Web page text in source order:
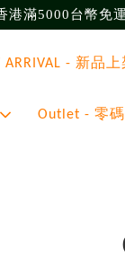
港滿5000台幣免
ARRIVAL - 新品上
Outlet - 零